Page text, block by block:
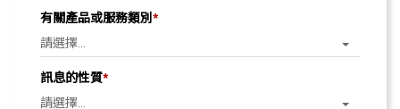
有關產品或服務類別 *
訊息的性質*